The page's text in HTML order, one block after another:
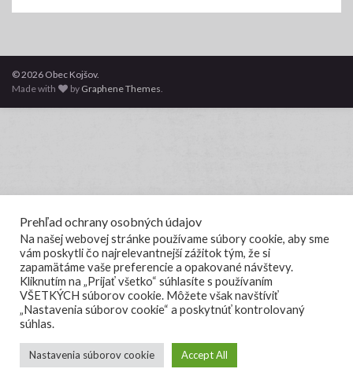
© 2026 Obec Kojšov.
Made with
by Graphene Themes.
Prehľad ochrany osobných údajov
Na našej webovej stránke používame súbory cookie, aby sme
vám poskytli čo najrelevantnejší zážitok tým, že si
zapamätáme vaše preferencie a opakované návštevy.
Kliknutím na „Prijať všetko“ súhlasíte s používaním
VŠETKÝCH súborov cookie. Môžete však navštíviť
„Nastavenia súborov cookie“ a poskytnúť kontrolovaný
súhlas.
Nastavenia súborov cookie Accept All